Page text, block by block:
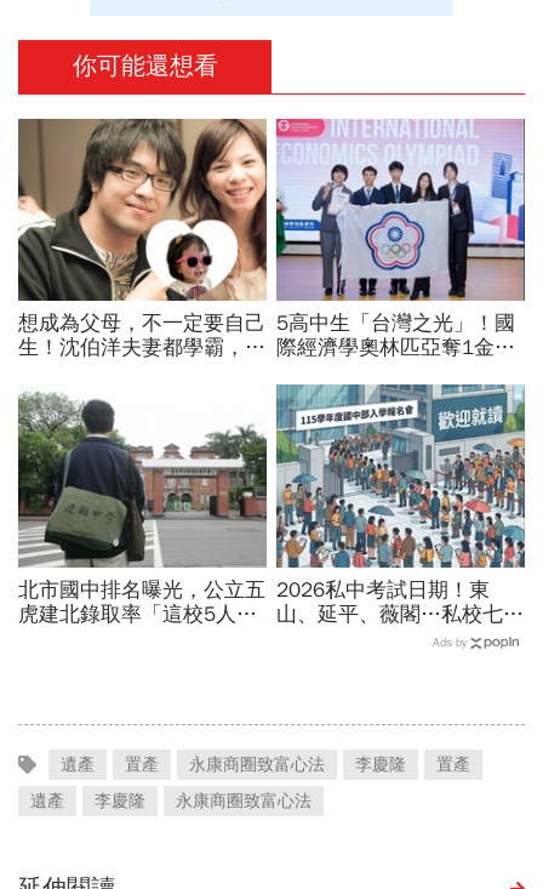
你可能還想看
想成為父母，不一定要自己
生！沈伯洋夫妻都學霸，歷
緣關係，但我們彼此相愛
5高中生「台灣之光」！國
際經濟學奧林匹亞奪1金2
得主：鼓勵勇於挑戰商管
北市國中排名曝光，公立五
虎建北錄取率「這校5人就
2026私中考試日期！東
山、延平、薇閣…私校七雄
報名時間、科目、學費、說
Ads by
遺產 置產 永康商圈致富心法 李慶隆
置產
遺產
李慶隆 永康商圈致富心法